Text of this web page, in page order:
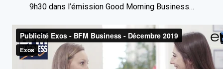
9h30 dans l’émission Good Morning Business…